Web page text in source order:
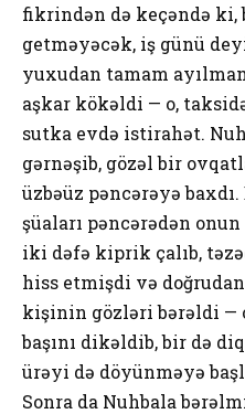
fikrindən də keçəndə ki,
getməyəcək, iş günü
yuxudan tamam
aşkar kökəldi — o,
sutka evdə istirahət.
gərnəşib, gözəl bir
üzbəüz pəncərəyə
şüaları pəncərədən
iki dəfə kiprik çalıb,
hiss etmişdi və
kişinin gözləri bərəldi —
başını dikəldib, bir də
ürəyi də döyünməyə
Sonra da Nuhbala